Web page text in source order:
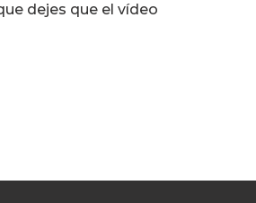
dejes que el vídeo